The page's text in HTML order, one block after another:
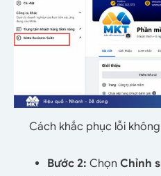
Cách khắc phục lỗi
Bước 2: Chọn Chỉnh